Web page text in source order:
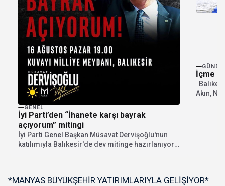
GENEL
İyi Parti’den “İhanete karşı bayrak
açıyorum” mitingi
İyi Parti Genel Başkan Müsavat Dervişoğlu'nun
katılımıyla Balıkesir'de dev mitinge hazırlanıyor.
İçme
Akın,
*MANYAS BÜYÜKŞEHİR YATIRIMLARIYLA GELİŞİYOR*